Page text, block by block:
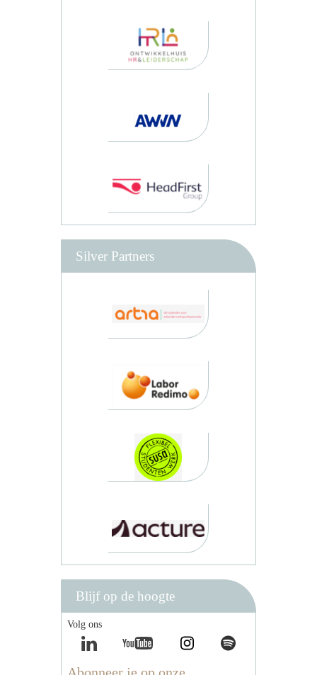
Silver Partners
Blijf op de hoogte
Volg ons